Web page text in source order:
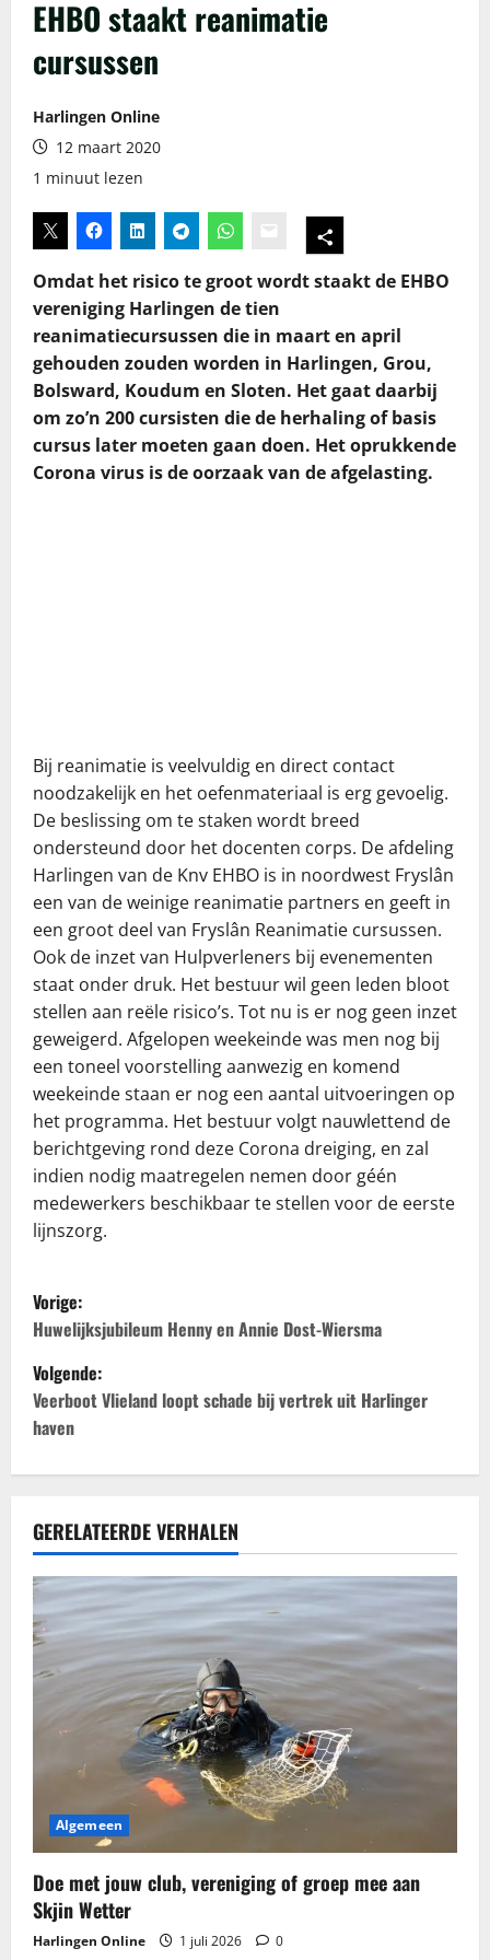
EHBO staakt reanimatie
cursussen
Harlingen Online
12 maart 2020
1 minuut lezen
Omdat het risico te groot wordt staakt de EHBO
vereniging Harlingen de tien
reanimatiecursussen die in maart en april
gehouden zouden worden in Harlingen, Grou,
Bolsward, Koudum en Sloten. Het gaat daarbij
om zo’n 200 cursisten die de herhaling of basis
cursus later moeten gaan doen. Het oprukkende
Corona virus is de oorzaak van de afgelasting.
Bij reanimatie is veelvuldig en direct contact
noodzakelijk en het oefenmateriaal is erg gevoelig.
De beslissing om te staken wordt breed
ondersteund door het docenten corps. De afdeling
Harlingen van de Knv EHBO is in noordwest Fryslân
een van de weinige reanimatie partners en geeft in
een groot deel van Fryslân Reanimatie cursussen.
Ook de inzet van Hulpverleners bij evenementen
staat onder druk. Het bestuur wil geen leden bloot
stellen aan reële risico’s. Tot nu is er nog geen inzet
geweigerd. Afgelopen weekeinde was men nog bij
een toneel voorstelling aanwezig en komend
weekeinde staan er nog een aantal uitvoeringen op
het programma. Het bestuur volgt nauwlettend de
berichtgeving rond deze Corona dreiging, en zal
indien nodig maatregelen nemen door géén
medewerkers beschikbaar te stellen voor de eerste
lijnszorg.
B
e
r
i
c
h
t
n
a
a
t
i
Vorige:
Huwelijksjubileum Henny en Annie Dost-Wiersma
Volgende:
Veerboot Vlieland loopt schade bij vertrek uit Harlinger
haven
GERELATEERDE VERHALEN
Algemeen
Doe met jouw club, vereniging of groep mee aan
Skjin Wetter
Harlingen Online 1 juli 2026 0